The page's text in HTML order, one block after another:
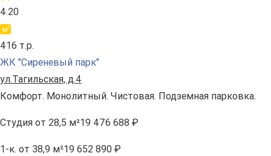
4.20
416 т.р.
ЖК "Сиреневый парк"
ул.Тагильская, д.4
Комфорт. Монолитный. Чистовая. Подземная парковка.
Студия от 28,5 м²19 476 688 ₽
1-к. от 38,9 м²19 652 890 ₽